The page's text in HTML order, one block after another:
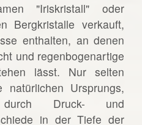
"Iriskristall" oder
Bergkristalle verkauft,
enthalten, an denen
und regenbogenartige
lässt. Nur selten
Ursprungs,
durch Druck- und
in der Tiefe der